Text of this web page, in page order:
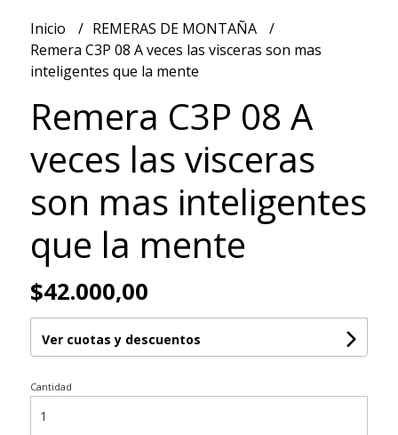
Inicio
REMERAS DE MONTAÑA
Remera C3P 08 A veces las visceras son mas
inteligentes que la mente
Remera C3P 08 A
veces las visceras
son mas inteligentes
que la mente
$42.000,00
Ver cuotas y descuentos
Cantidad